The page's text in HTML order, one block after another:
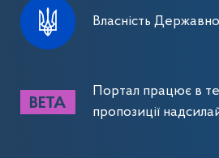
Власність
Портал працює в
пропозиції